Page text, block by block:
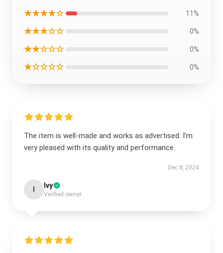
★★★★☆ 11%
★★★☆☆ 0%
★★☆☆☆ 0%
★☆☆☆☆ 0%
The item is well-made and works as advertised. I’m
very pleased with its quality and performance.
Dec 8, 2024
Ivy
Verified owner